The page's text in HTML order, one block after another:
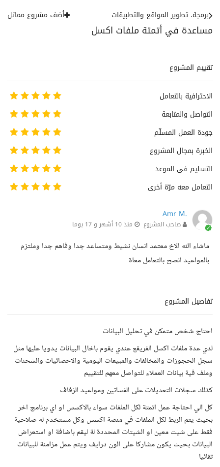
مساعدة في أتمتة ملفات اكسل
برمجة، تطوير المواقع والتطبيقات أضف مشروع مماثل
تقييم المشروع
الاحترافية بالتعامل
التواصل والمتابعة
جودة العمل المسلّم
الخبرة بمجال المشروع
التسليم فى الموعد
التعامل معه مرّة أخرى
Amr M.
صاحب المشروع منذ 10 أشهر و 17 يوما
ماشاء الله الاخ معتمد انسان نشيط ومتساعد جدا وفاهم جدا وملتزم
بالمواعيد انصح بالتعامل معاة
تفاصيل المشروع
احتاج شخص متمكن في تحليل البيانات
لدي عدة ملفات اكسل الفريقع عندي يقوم باخال البيانات يدويا عليها مثل
سجل الحجوزات والمخالفات والمبيعات اليومية والاحصائيات والشحنات
وملف فية بيانات العملاء للتواصل معهم للتقييم
كذلك سجلات التعديلات على الفساتين ومواعيد الزفاف
كل الي احتاجة عمل اتمتة لكل الملفات سواء بالاكسس او اي برنامج اخر
بحيث يتم الربط لكل الملفات في منصة اكسس وكل مستخدم له صلاحية
فقط على شيت معين او الشيتات المحددة لة ليقم باضافة او استعراض
البيانات بحيث يكون مشاركا على الون درايف ويتم عمل مزامنة للبيانات
تقائيا